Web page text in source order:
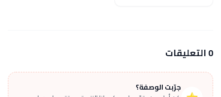
0 التعليقات
جرّبت الوصفة؟